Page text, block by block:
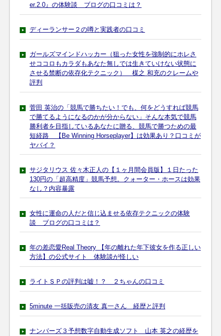
er.2.0』の体験談 ブログの口コミは？
ディーランサー２の噂と実践者の口コミ
ガールズマインドハッカー（狙った女性を強制的にホレさ
せココロもカラダもあなた無しでは生きていけない状態に
させる禁断の依存化テクニック） 楳之 和充のクレームや
評判
菅田 英治の「競馬で勝ちたい！でも、何をどうすれば競馬
で勝てるようになるのかが分からない」そんな本気で競馬
勝利者を目指しているあなたに贈る、競馬で勝つための最
短経路 【Be Winning Horseplayer】は効果あり？口コミが
ヤバイ？
サジタリウス 佐々木正人の【１ヶ月間会員版】１日たった
130円の「超高精度」競馬予想。クォーター・ホースは効果
なし？内容暴露
女性に運命の人だと信じ込ませる依存テクニックの体験
談 ブログの口コミは？
年の差恋愛Real Theory 【年の離れた年下彼女を作る正しい
方法】の公式サイト 体験談が怪しい
ライトＳＰの評判は嘘！？ ２ちゃんの口コミ
5minute 一括販売の清友 真一さん 経歴と評判
ナンバーズ３予想数字自動生成ソフト 山本 英之の経歴を